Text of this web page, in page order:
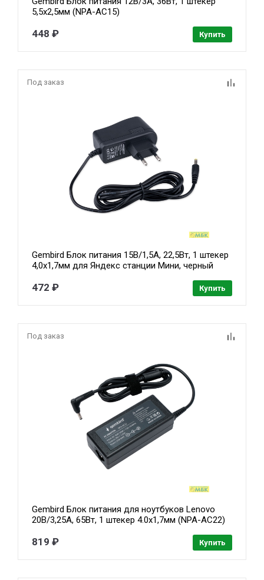
5,5х2,5мм (NPA-AC15)
448 ₽ Купить
Под заказ
Gembird Блок питания 15В/1,5А, 22,5Вт, 1 штекер
4,0х1,7мм для Яндекс станции Мини, черный
472 ₽ Купить
Под заказ
Gembird Блок питания для ноутбуков Lenovo
20В/3,25А, 65Вт, 1 штекер 4.0х1,7мм (NPA-AC22)
819 ₽ Купить